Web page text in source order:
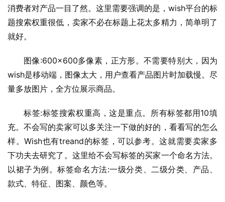
消费者对产品一目了然。这里需要强调的是，wish平台的标
题搜索权重很低，卖家不必在标题上花太多精力，简单明了
就好。
图像:600×600多像素，正方形。不需要特别大，因为
wish是移动端，图像太大，用户查看产品图片时加载慢。尽
量多放图片，全方位展示商品。
标签:标签搜索权重高，这是重点。所有标签都用10填
充。不会写的卖家可以多关注一下做的好的，看看写的怎么
样。Wish也有treand的标签，可以参考。这就需要卖家多
下功夫去研究了。这里给不会写标签的买家一个命名方法。
以裙子为例。标签命名方法:一级分类、二级分类、产品、
款式、特征、图案、颜色等。